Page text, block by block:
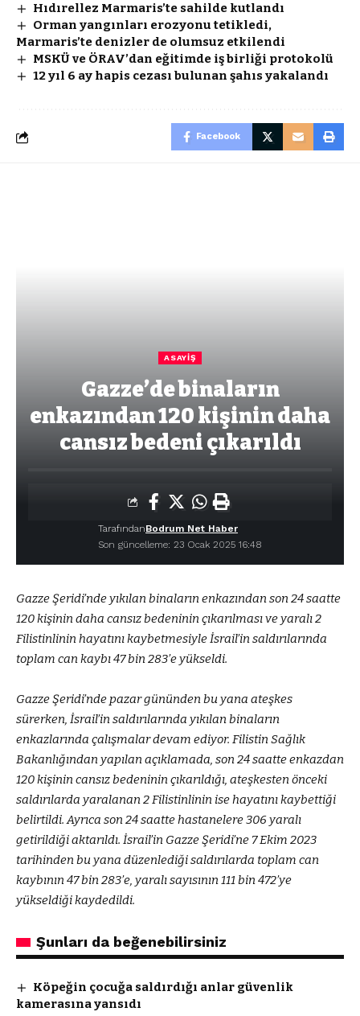
Hıdırellez Marmaris’te sahilde kutlandı
Orman yangınları erozyonu tetikledi,
Marmaris’te denizler de olumsuz etkilendi
MSKÜ ve ÖRAV’dan eğitimde iş birliği protokolü
12 yıl 6 ay hapis cezası bulunan şahıs yakalandı
Facebook
ASAYIŞ
Gazze’de binaların
enkazından 120 kişinin daha
cansız bedeni çıkarıldı
Son güncelleme: 23 Ocak 2025 16:48
TarafındanBodrum Net Haber
Gazze Şeridi’nde yıkılan binaların enkazından son 24 saatte
120 kişinin daha cansız bedeninin çıkarılması ve yaralı 2
Filistinlinin hayatını kaybetmesiyle İsrail’in saldırılarında
toplam can kaybı 47 bin 283’e yükseldi.
Gazze Şeridi’nde pazar gününden bu yana ateşkes
sürerken, İsrail’in saldırılarında yıkılan binaların
enkazlarında çalışmalar devam ediyor. Filistin Sağlık
Bakanlığından yapılan açıklamada, son 24 saatte enkazdan
120 kişinin cansız bedeninin çıkarıldığı, ateşkesten önceki
saldırılarda yaralanan 2 Filistinlinin ise hayatını kaybettiği
belirtildi. Ayrıca son 24 saatte hastanelere 306 yaralı
getirildiği aktarıldı. İsrail’in Gazze Şeridi’ne 7 Ekim 2023
tarihinden bu yana düzenlediği saldırılarda toplam can
kaybının 47 bin 283’e, yaralı sayısının 111 bin 472’ye
yükseldiği kaydedildi.
Şunları da beğenebilirsiniz
Köpeğin çocuğa saldırdığı anlar güvenlik
kamerasına yansıdı